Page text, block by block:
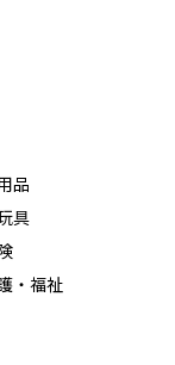
品
具
・福祉